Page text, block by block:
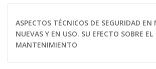
ASPECTOS TÉCNICOS DE SEGURIDAD
NUEVAS Y EN USO. SU EFECTO SOBRE EL
MANTENIMIENTO